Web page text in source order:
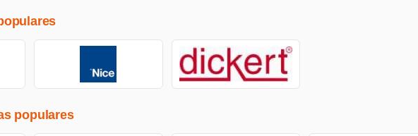
populares